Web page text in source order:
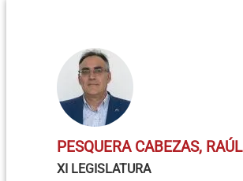
PESQUERA CABEZAS, RAÚL
XI LEGISLATURA